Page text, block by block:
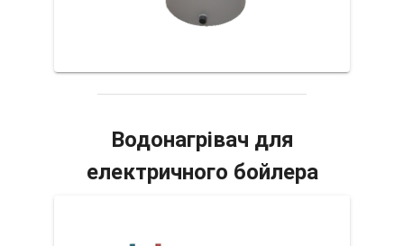
Водонагрівач для
електричного бойлера